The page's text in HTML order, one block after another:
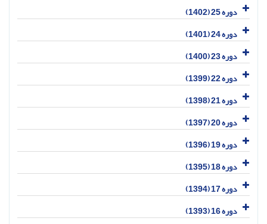
دوره 25 (1402)
دوره 24 (1401)
دوره 23 (1400)
دوره 22 (1399)
دوره 21 (1398)
دوره 20 (1397)
دوره 19 (1396)
دوره 18 (1395)
دوره 17 (1394)
دوره 16 (1393)